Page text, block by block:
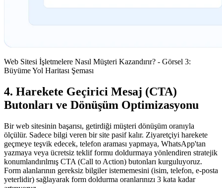
Web Sitesi İşletmelere Nasıl Müşteri Kazandırır? - Görsel 3:
Büyüme Yol Haritası Şeması
4. Harekete Geçirici Mesaj (CTA)
Butonları ve Dönüşüm Optimizasyonu
Bir web sitesinin başarısı, getirdiği müşteri dönüşüm oranıyla
ölçülür. Sadece bilgi veren bir site pasif kalır. Ziyaretçiyi harekete
geçmeye teşvik edecek, telefon araması yapmaya, WhatsApp'tan
yazmaya veya ücretsiz teklif formu doldurmaya yönlendiren stratejik
konumlandırılmış CTA (Call to Action) butonları kurguluyoruz.
Form alanlarının gereksiz bilgiler istememesini (isim, telefon, e-posta
yeterlidir) sağlayarak form doldurma oranlarınızı 3 kata kadar